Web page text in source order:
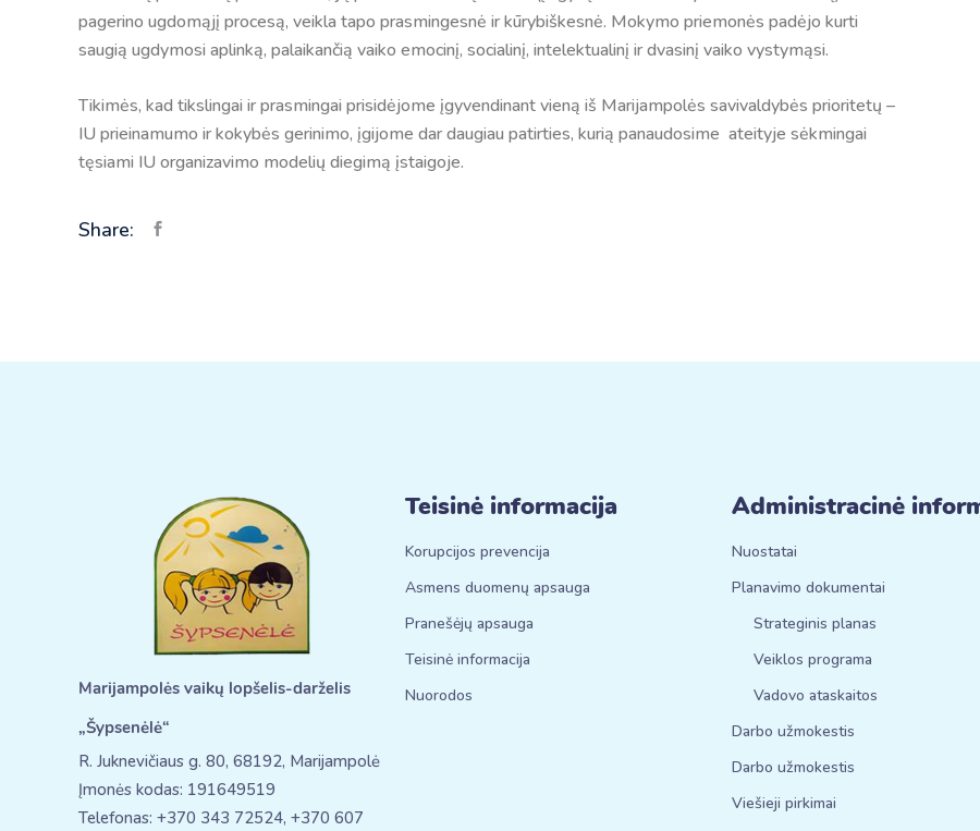
pagerino ugdomąjį procesą, veikla tapo prasmingesnė ir kūrybiškesnė. Mokymo priemonės padėjo kurti
saugią ugdymosi aplinką, palaikančią vaiko emocinį, socialinį, intelektualinį ir dvasinį vaiko vystymąsi.
Tikimės, kad tikslingai ir prasmingai prisidėjome įgyvendinant vieną iš Marijampolės savivaldybės prioritetų –
IU prieinamumo ir kokybės gerinimo, įgijome dar daugiau patirties, kurią panaudosime ateityje sėkmingai
tęsiami IU organizavimo modelių diegimą įstaigoje.
Share:
Marijampolės vaikų lopšelis-darželis
„Šypsenėlė“
R. Juknevičiaus g. 80, 68192, Marijampolė
Įmonės kodas: 191649519
Telefonas: +370 343 72524, +370 607
Teisinė informacija
Korupcijos prevencija
Asmens duomenų apsauga
Pranešėjų apsauga
Teisinė informacija
Nuorodos
Administracinė
Nuostatai
Planavimo dokumentai
Strateginis planas
Veiklos programa
Vadovo ataskaitos
Darbo užmokestis
Darbo užmokestis
Viešieji pirkimai